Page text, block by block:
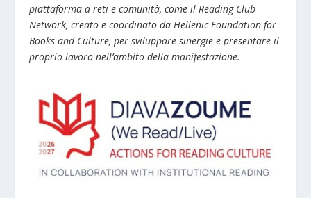
piattaforma a reti e comunità, come il Reading Club
Network, creato e coordinato da Hellenic Foundation for
Books and Culture, per sviluppare sinergie e presentare il
proprio lavoro nell’ambito della manifestazione.